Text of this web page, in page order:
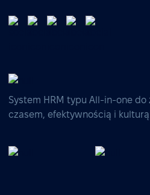
System HRM typu All-in-one
czasem, efektywnością i kulturą